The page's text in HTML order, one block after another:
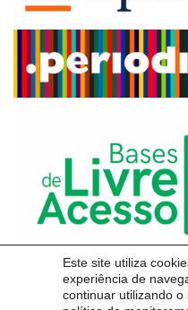
Este site utiliza
experiência de
continuar utilizando